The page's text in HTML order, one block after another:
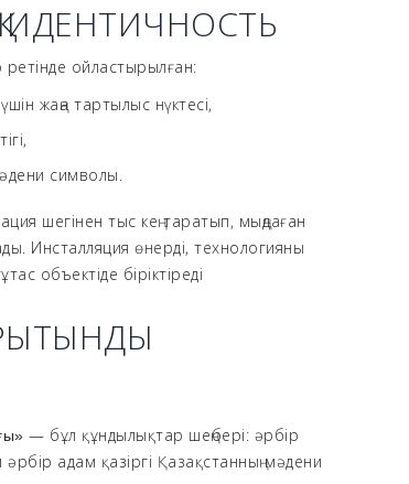
ИДЕНТИЧНОСТЬ
ойластырылған:
жаңа тартылыс нүктесі,
символы.
шегінен тыс кең таратып, мыңдаған
Инсталляция өнерді, технологияны
объектіде біріктіреді
» — бұл құндылықтар шеңбері: әрбір
әрбір адам қазіргі Қазақстанның мәдени